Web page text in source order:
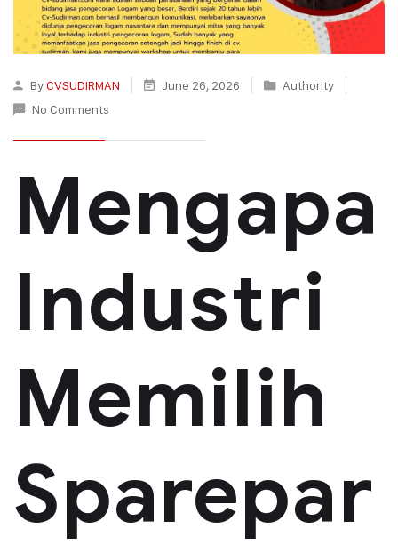
ByCVSUDIRMAN June 26, 2026
Authority
No Comments
Mengapa
Industri
Memilih
Sparepar